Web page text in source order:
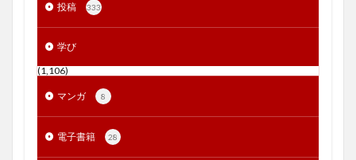
投稿 333
学び
(1,106)
マンガ 8
電子書籍 28